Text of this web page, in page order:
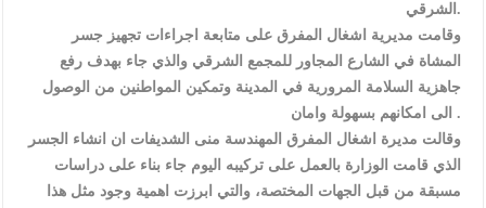
العلم
الملك يلتقي مجموعة من رفاق السلاح
الملك يتلقى اتصالا هاتفيا من العاهل البحريني
القاضي محمود أحمد فريحات.. مبارك ومزيدا من التوفيق
الشرقي.
وقامت مديرية اشغال المفرق على متابعة اجراءات تجهيز جسر
المشاة في الشارع المجاور للمجمع الشرقي والذي جاء بهدف رفع
جاهزية السلامة المرورية في المدينة وتمكين المواطنين من الوصول
الى امكانهم بسهولة وامان .
وقالت مديرة اشغال المفرق المهندسة منى الشديفات ان انشاء الجسر
الذي قامت الوزارة بالعمل على تركيبه اليوم جاء بناء على دراسات
مسبقة من قبل الجهات المختصة، والتي ابرزت اهمية وجود مثل هذا